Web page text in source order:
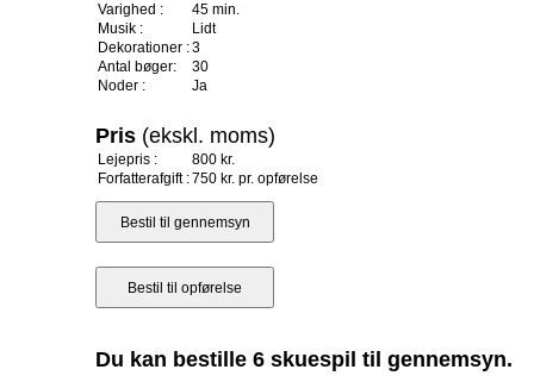
Varighed :
45 min.
Musik :
Lidt
Dekorationer :3
Antal bøger:
30
Noder :
Ja
Pris (ekskl. moms)
Lejepris :
800 kr.
Forfatterafgift :750 kr. pr. opførelse
Du kan bestille 6 skuespil til gennemsyn.